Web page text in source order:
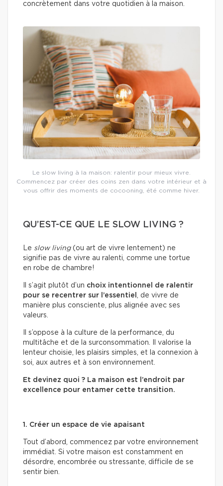
concrètement dans votre quotidien à la maison.
Le slow living à la maison: ralentir pour mieux vivre.
Commencez par créer des coins zen dans votre intérieur et à
vous offrir des moments de cocooning, été comme hiver.
QU’EST-CE QUE LE SLOW LIVING ?
Le slow living(ou art de vivre lentement) ne
signifie pas de vivre au ralenti, comme une tortue
en robe de chambre!
Il s’agit plutôt d’un choix intentionnel de ralentir
pour se recentrer sur l’essentiel
, de vivre de
manière plus consciente, plus alignée avec ses
valeurs.
Il s’oppose à la culture de la performance, du
multitâche et de la surconsommation. Il valorise la
lenteur choisie, les plaisirs simples, et la connexion à
soi, aux autres et à son environnement.
Et devinez quoi ? La maison est l’endroit par
excellence pour entamer cette transition.
1. Créer un espace de vie apaisant
Tout d’abord, commencez par votre environnement
immédiat. Si votre maison est constamment en
désordre, encombrée ou stressante, difficile de se
sentir bien.